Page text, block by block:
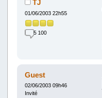
TJ
01/06/2003 22h55
5 100
Guest
02/06/2003 09h46
Invité